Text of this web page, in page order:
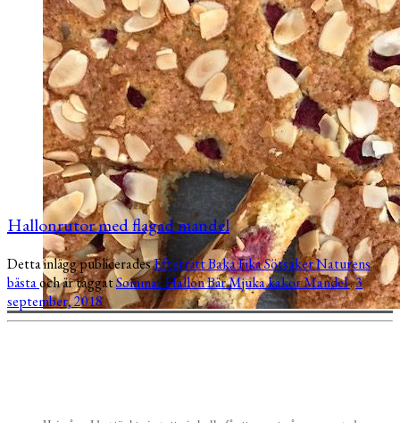
Hallonrutor med flagad mandel
Detta inlägg publiceradesEfterrättBakaFikaSötsakerNaturens
bästaoch är taggatSommarHallonBärMjuka kakorMandel.3
september, 2018